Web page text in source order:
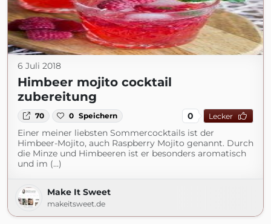
6 Juli 2018
Himbeer mojito cocktail
zubereitung
70 0 Speichern 0 Lecker
Einer meiner liebsten Sommercocktails ist der
Himbeer-Mojito, auch Raspberry Mojito genannt. Durch
die Minze und Himbeeren ist er besonders aromatisch
und im (...)
Make It Sweet
makeitsweet.de